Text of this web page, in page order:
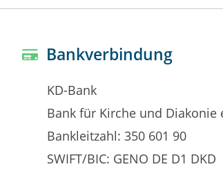
Bankverbindung
KD-Bank
Bank für Kirche und Diakonie
Bankleitzahl: 350 601 90
SWIFT/BIC: GENO DE D1 DKD